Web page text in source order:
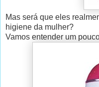
Mas será que eles
higiene da mulher?
Vamos entender um